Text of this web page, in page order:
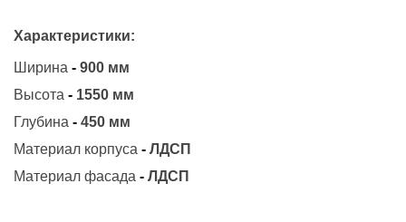
Характеристики:
Ширина - 900 мм
Высота - 1550 мм
Глубина - 450 мм
Материал корпуса - ЛДСП
Материал фасада - ЛДСП